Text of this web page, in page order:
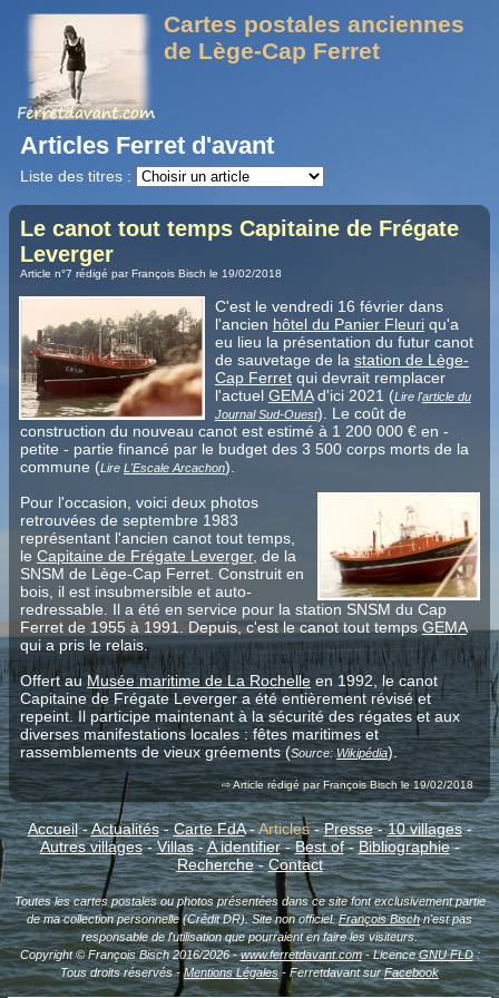
Cartes postales anciennes
de Lège-Cap Ferret
Articles Ferret d'avant
Liste des titres :
Le canot tout temps Capitaine de Frégate
Leverger
Article n°7 rédigé par François Bisch le 19/02/2018
C'est le vendredi 16 février dans
l'ancien hôtel du Panier Fleuriqu'a
eu lieu la présentation du futur canot
de sauvetage de la station de Lège-
Cap Ferretqui devrait remplacer
l'actuel GEMAd'ici 2021 (Lire l'article du
Journal Sud-Ouest). Le coût de
construction du nouveau canot est estimé à 1 200 000 € en -
petite - partie financé par le budget des 3 500 corps morts de la
commune (Lire L'Escale Arcachon).
Pour l'occasion, voici deux photos
retrouvées de septembre 1983
représentant l'ancien canot tout temps,
le Capitaine de Frégate Leverger, de la
SNSM de Lège-Cap Ferret. Construit en
bois, il est insubmersible et auto-
redressable. Il a été en service pour la station SNSM du Cap
Ferret de 1955 à 1991. Depuis, c'est le canot tout temps GEMA
qui a pris le relais.
Offert auMusée maritime de La Rochelle en 1992, le canot
Capitaine de Frégate Leverger a été entièrement révisé et
repeint. Il participe maintenant à la sécurité des régates et aux
diverses manifestations locales : fêtes maritimes et
rassemblements de vieux gréements (Source:Wikipédia).
⇨ Article rédigé par François Bisch le 19/02/2018
Accueil-Actualités-Carte FdA-Articles-Presse-10 villages-
Autres villages-Villas-A identifier-Best of-Bibliographie-
Recherche-Contact
Toutes les cartes postales ou photos présentées dans ce site font exclusivement partie
de ma collection personnelle (Crédit DR). Site non officiel.François Bischn'est pas
responsable de l'utilisation que pourraient en faire les visiteurs.
Copyright © François Bisch 2016/2026 -www.ferretdavant.com- LicenceGNU FLD:
Tous droits réservés -Mentions Légales- Ferretdavant surFacebook